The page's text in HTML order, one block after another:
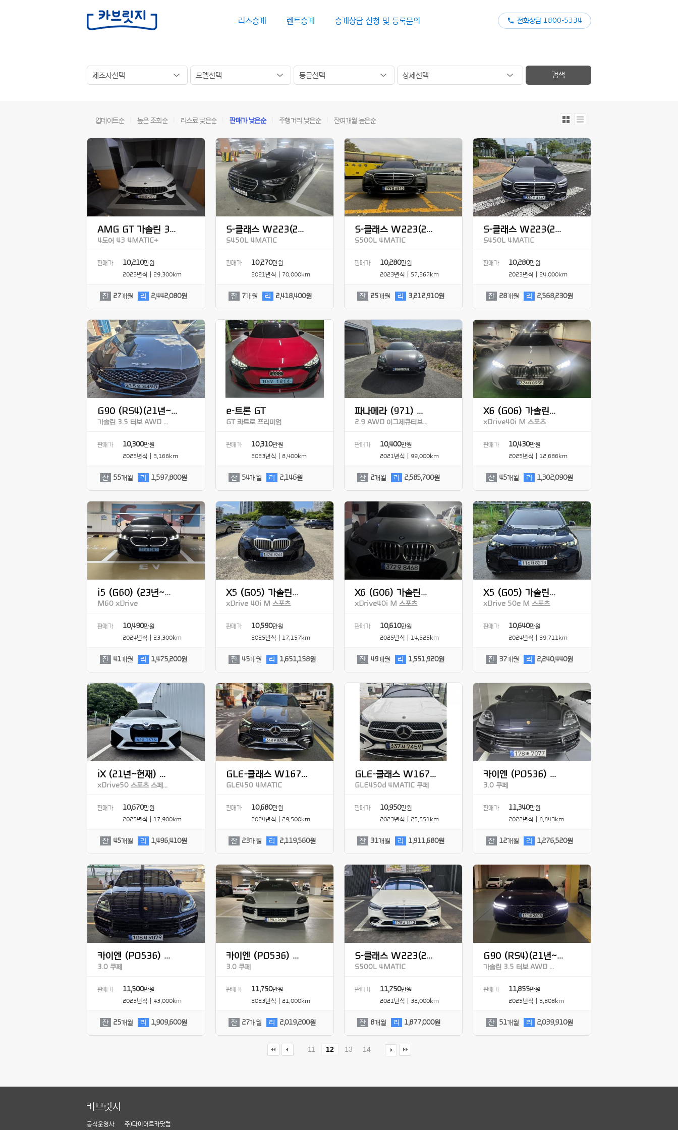
리스승계 렌트승계 승계상담 신청 및 등록문의 전화상담 1800-5334
업데이트순 높은 조회순 리스료 낮은순 판매가 낮은순 주행거리 낮은순 잔여개월 높은순
AMG GT 가솔린 3...
4도어 43 4MATIC+
판매가 10,210만원
2023년식 | 29,300km
잔 27개월 리 2,442,080원
S-클래스 W223(2...
S450L 4MATIC
판매가 10,270만원
2021년식 | 70,000km
잔 7개월 리 2,418,400원
S-클래스 W223(2...
S500L 4MATIC
판매가 10,280만원
2023년식 | 57,367km
잔 25개월 리 3,212,910원
S-클래스 W223(2...
S450L 4MATIC
판매가 10,280만원
2023년식 | 24,000km
잔 28개월 리 2,568,230원
G90 (RS4)(21년~...
가솔린 3.5 터보 AWD ...
판매가 10,300만원
2025년식 | 3,166km
잔 55개월 리 1,597,800원
e-트론 GT
GT 콰트로 프리미엄
판매가 10,310만원
2023년식 | 8,400km
잔 54개월 리 2,146원
파나메라 (971) ...
2.9 AWD 이그제큐티브...
판매가 10,400만원
2021년식 | 99,000km
잔 2개월 리 2,585,700원
X6 (G06) 가솔린...
xDrive40i M 스포츠
판매가 10,430만원
2025년식 | 12,686km
잔 45개월 리 1,302,090원
i5 (G60) (23년~...
M60 xDrive
판매가 10,490만원
2024년식 | 23,300km
잔 41개월 리 1,475,200원
X5 (G05) 가솔린...
xDrive 40i M 스포츠
판매가 10,590만원
2025년식 | 17,157km
잔 45개월 리 1,651,158원
X6 (G06) 가솔린...
xDrive40i M 스포츠
판매가 10,610만원
2025년식 | 14,625km
잔 49개월 리 1,551,920원
X5 (G05) 가솔린...
xDrive 50e M 스포츠
판매가 10,640만원
2024년식 | 39,711km
잔 37개월 리 2,240,440원
iX (21년~현재) ...
xDrive50 스포츠 스페...
판매가 10,670만원
2025년식 | 17,900km
잔 45개월 리 1,496,410원
GLE-클래스 W167...
GLE450 4MATIC
판매가 10,680만원
2024년식 | 29,500km
잔 23개월 리 2,119,560원
GLE-클래스 W167...
GLE450d 4MATIC 쿠페
판매가 10,950만원
2023년식 | 25,551km
잔 31개월 리 1,911,680원
카이엔 (PO536) ...
3.0 쿠페
판매가 11,340만원
2022년식 | 8,843km
잔 12개월 리 1,276,520원
카이엔 (PO536) ...
3.0 쿠페
판매가 11,500만원
2023년식 | 43,000km
잔 25개월 리 1,909,600원
카이엔 (PO536) ...
3.0 쿠페
판매가 11,750만원
2023년식 | 21,000km
잔 27개월 리 2,019,200원
S-클래스 W223(2...
S500L 4MATIC
판매가 11,750만원
2021년식 | 32,000km
잔 8개월 리 1,877,000원
G90 (RS4)(21년~...
가솔린 3.5 터보 AWD ...
판매가 11,855만원
2025년식 | 3,808km
잔 51개월 리 2,039,910원
11 12 13 14
카브릿지
공식운영사 주)다이어트카닷컴